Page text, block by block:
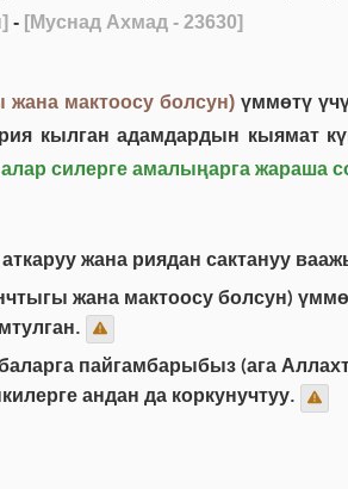
- [Муснад Ахмад - 23630]
мактоосу болсун)үммөтү
кылган адамдардын кыямат
силерге амалыңарга жараша
жана риядан сактануу
жана мактоосу болсун)
пайгамбарыбыз (ага
андан да коркунучтуу.